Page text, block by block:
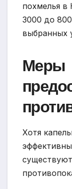
похмелья в
3000 до
выбранных
Меры
Хотя